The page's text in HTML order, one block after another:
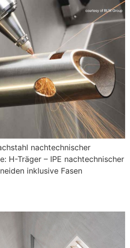
nachtechnischer
H-Träger – IPE nachtechnischer
inklusive Fasen